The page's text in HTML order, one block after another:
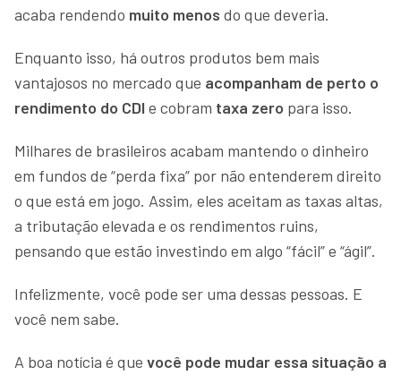
acaba rendendo muito menos do que deveria.
Enquanto isso, há outros produtos bem mais
vantajosos no mercado que acompanham de perto o
rendimento do CDI e cobram taxa zero para isso.
Milhares de brasileiros acabam mantendo o dinheiro
em fundos de “perda fixa” por não entenderem direito
o que está em jogo. Assim, eles aceitam as taxas altas,
a tributação elevada e os rendimentos ruins,
pensando que estão investindo em algo “fácil” e “ágil”.
Infelizmente, você pode ser uma dessas pessoas. E
você nem sabe.
A boa notícia é que você pode mudar essa situação a